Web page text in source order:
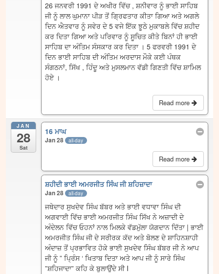
26 ਜਨਵਰੀ 1991 ਦੇ ਅਖੀਰ ਵਿੱਚ , ਸ਼ਨੀਵਾਰ ਨੂੰ ਭਾਈ ਸਾਹਿਬ
ਜੀ ਨੂੰ ਲਾਲ ਘੁਮਾਨਾ ਪੀੜ ਤੋਂ ਗ੍ਰਿਫਤਾਰ ਕੀਤਾ ਗਿਆ ਅਤੇ ਅਗਲੇ
ਦਿਨ ਐਤਵਾਰ ਨੂੰ ਸਵੇਰ ਦੇ 5 ਵਜੇ ਇੱਕ ਝੂਠੇ ਮੁਕਾਬਲੇ ਵਿੱਚ ਸ਼ਹੀਦ
ਕਰ ਦਿਤਾ ਗਿਆ ਅਤੇ ਪਰਿਵਾਰ ਨੂੰ ਸੂਚਿਤ ਕੀਤੇ ਬਿਨਾਂ ਹੀ ਭਾਈ
ਸਾਹਿਬ ਦਾ ਅੰਤਿਮ ਸੰਸਕਾਰ ਕਰ ਦਿਤਾ । 5 ਫਰਵਰੀ 1991 ਦੇ
ਦਿਨ ਭਾਈ ਸਾਹਿਬ ਦੀ ਅੰਤਿਮ ਅਰਦਾਸ ਮੌਕੇ ਕਈ ਪੰਥਕ
ਸੰਗਠਨਾਂ, ਸਿੱਖ , ਹਿੰਦੂ ਅਤੇ ਮੁਸਲਮਾਨ ਵੱਡੀ ਗਿਣਤੀ ਵਿੱਚ ਸ਼ਾਮਿਲ
ਹੋਏ ।
Read more
JAN
28
Sat
16 ਮਾਘ
Jan 28 all-day
Read more
ਸ਼ਹੀਦੀ ਭਾਈ ਅਮਰਜੀਤ ਸਿੰਘ ਜੀ ਸ਼ਹਿਜ਼ਾਦਾ
Jan 28 all-day
ਜਥੇਦਾਰ ਸੁਖਦੇਵ ਸਿੰਘ ਬੱਬਰ ਅਤੇ ਭਾਈ ਵਧਾਵਾ ਸਿੰਘ ਦੀ
ਅਗਵਾਈ ਵਿੱਚ ਭਾਈ ਅਮਰਜੀਤ ਸਿੰਘ ਸਿੱਖ ਨੇ ਅਜ਼ਾਦੀ ਦੇ
ਅੰਦੇਲਨ ਵਿੱਚ ਓਹਨਾਂ ਨਾਲ ਮਿਲਕੇ ਵੱਡਮੁੱਲਾ ਯੋਗਦਾਨ ਦਿੱਤਾ | ਭਾਈ
ਅਮਰਜੀਤ ਸਿੰਘ ਜੀ ਦੇ ਸਰੀਰਕ ਕੱਦ ਅਤੇ ਬੋਲਣ ਦੇ ਸ਼ਾਹਿਨਸ਼ਾਹੀ
ਅੰਦਾਜ਼ ਤੋਂ ਪ੍ਰਭਾਵਿਤ ਹੋਕੇ ਭਾਈ ਸੁਖਦੇਵ ਸਿੰਘ ਬੱਬਰ ਜੀ ਨੇ ਆਪ
ਜੀ ਨੂੰ ” ਪ੍ਰਿੰਸ ‘ ਖਿਤਾਬ ਦਿਤਾ ਅਤੇ ਆਪ ਜੀ ਨੂੰ ਸਾਰੇ ਸਿੰਘ
”ਸ਼ਹਿਜਾਦਾ” ਕਹਿ ਕੇ ਬੁਲਾਉਂਦੇ ਸੀ I